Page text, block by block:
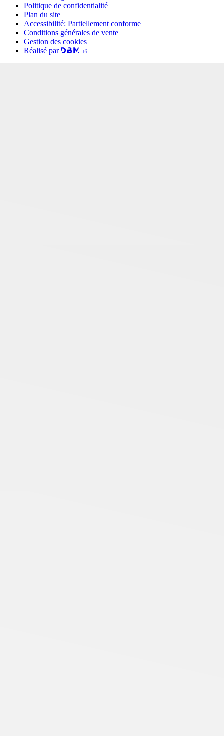
Politique de confidentialité
Plan du site
Accessibilité: Partiellement conforme
Conditions générales de vente
Gestion des cookies
Réalisé par